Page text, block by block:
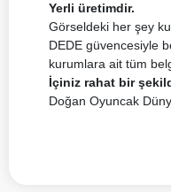
Yerli üretimdir.
Görseldeki her şey
DEDE güvencesiyle
kurumlara ait tüm
İçiniz rahat bir
Doğan Oyuncak